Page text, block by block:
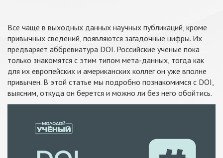
Все чаще в выходных данных научных публикаций, кроме
привычных сведений, появляются загадочные цифры. Их
предваряет аббревиатура DOI. Российские ученые пока
только знакомятся с этим типом мета-данных, тогда как
для их европейских и американских коллег он уже вполне
привычен. В этой статье мы подробно познакомимся с DOI,
выясним, откуда он берется и можно ли без него обойтись.